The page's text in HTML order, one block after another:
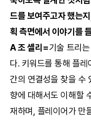
드를 보여주고자 했는
획 측면에서 이야기를
A 조 셸리=기술 트리
다. 키워드를 통해 플
간의 연결성을 찾을 수
향에 대해서도 이해할
재하며, 플레이어가 만